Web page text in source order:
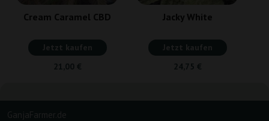
Cream Caramel CBD
Jetzt kaufen
21,00 €
Jacky White
Jetzt kaufen
24,75 €
GanjaFarmer.de